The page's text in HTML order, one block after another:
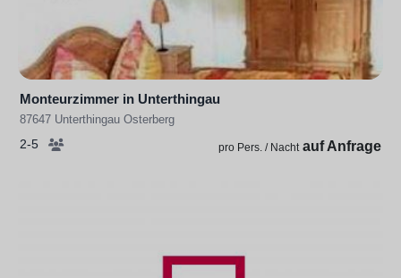
Monteurzimmer in Unterthingau
87647 Unterthingau Osterberg
2-5 pro Pers. / Nacht auf Anfrage